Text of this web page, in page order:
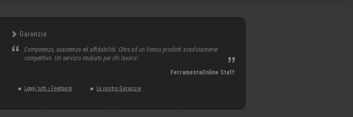
Garanzie
Competenza, assistenza ed affidabilità. Oltre ad un listino prodotti assolutamente
competitivo. Un servizio studiato per chi lavora!
FerramentaOnline Staff
Leggi tutti i Feedback Le nostre Garanzie